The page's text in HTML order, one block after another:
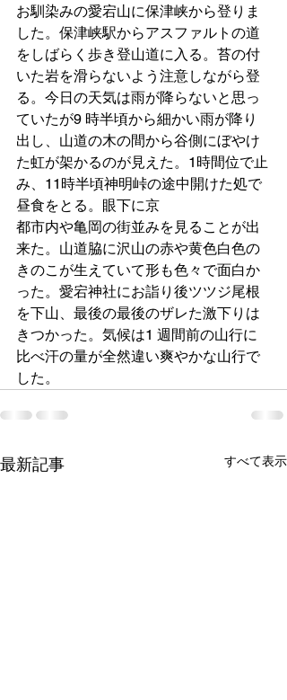
お馴染みの愛宕山に保津峡から登りま
した。保津峡駅からアスファルトの道
をしばらく歩き登山道に入る。苔の付
いた岩を滑らないよう注意しながら登
る。今日の天気は雨が降らないと思っ
ていたが9 時半頃から細かい雨が降り
出し、山道の木の間から谷側にぼやけ
た虹が架かるのが見えた。1時間位で止
み、11時半頃神明峠の途中開けた処で
昼食をとる。眼下に京
都市内や亀岡の街並みを見ることが出
来た。山道脇に沢山の赤や黄色白色の
きのこが生えていて形も色々で面白か
った。愛宕神社にお詣り後ツツジ尾根
を下山、最後の最後のザレた激下りは
きつかった。気候は1 週間前の山行に
比べ汗の量が全然違い爽やかな山行で
した。
最新記事 すべて表示